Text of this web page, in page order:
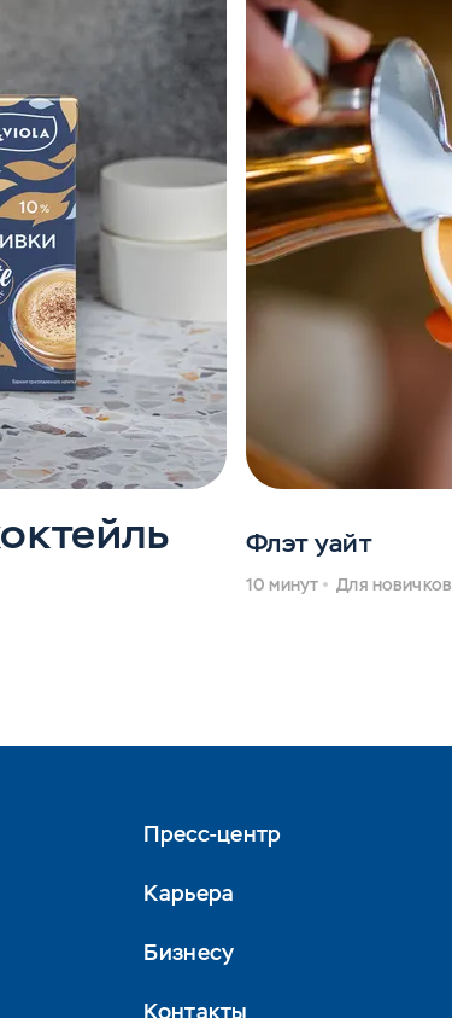
Флэт уайт
10 минут Для новичков
Пресс-центр
Карьера
Бизнесу
Контакты